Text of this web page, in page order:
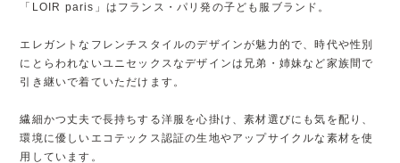
「LOIR paris」はフランス・パリ発の子ども服ブランド。
エレガントなフレンチスタイルのデザインが魅力的で、時代や性別
にとらわれないユニセックスなデザインは兄弟・姉妹など家族間で
引き継いで着ていただけます。
繊細かつ丈夫で長持ちする洋服を心掛け、素材選びにも気を配り、
環境に優しいエコテックス認証の生地やアップサイクルな素材を使
用しています。